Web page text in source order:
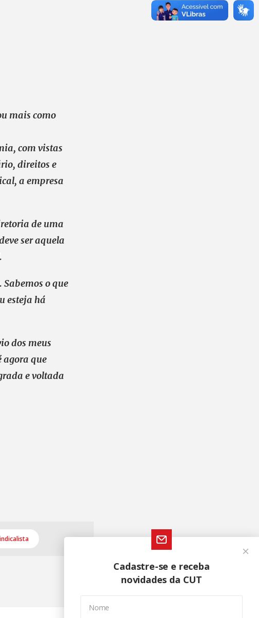
mais como
com vistas
direitos e
a empresa
de uma
ser aquela
Sabemos o que
esteja há
dos meus
agora que
e voltada
Cadastre-se e receba
novidades da CUT
Nome